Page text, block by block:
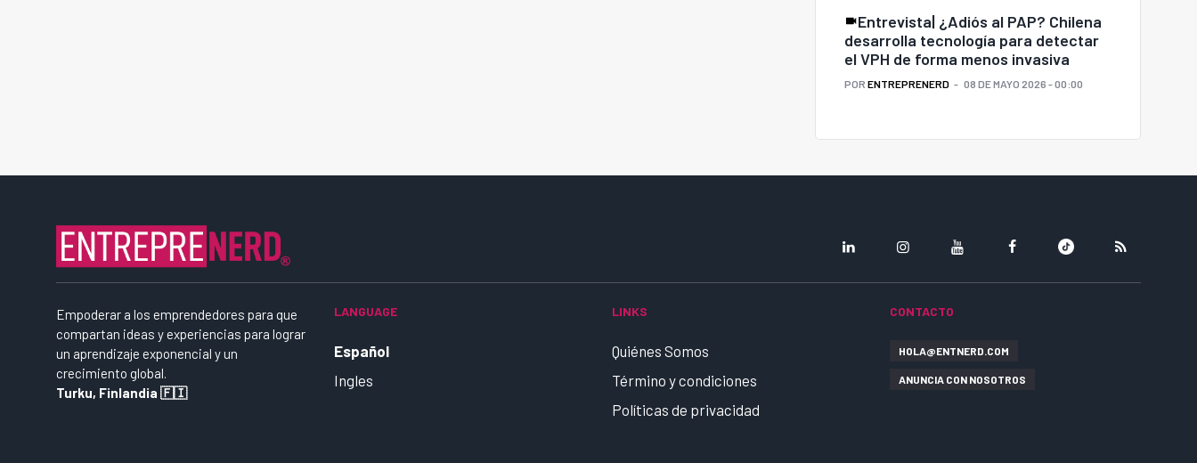
Entrevista| ¿Adiós al PAP? Chilena
desarrolla tecnología para detectar
el VPH de forma menos invasiva
POR ENTREPRENERD 08 DE MAYO 2026 - 00:00
Empoderar a los emprendedores para que
compartan ideas y experiencias para lograr
un aprendizaje exponencial y un
crecimiento global.
Turku, Finlandia 🇫🇮
LANGUAGE
Español
Ingles
LINKS
Quiénes Somos
Término y condiciones
Políticas de privacidad
CONTACTO
HOLA@ENTNERD.COM
ANUNCIA CON NOSOTROS